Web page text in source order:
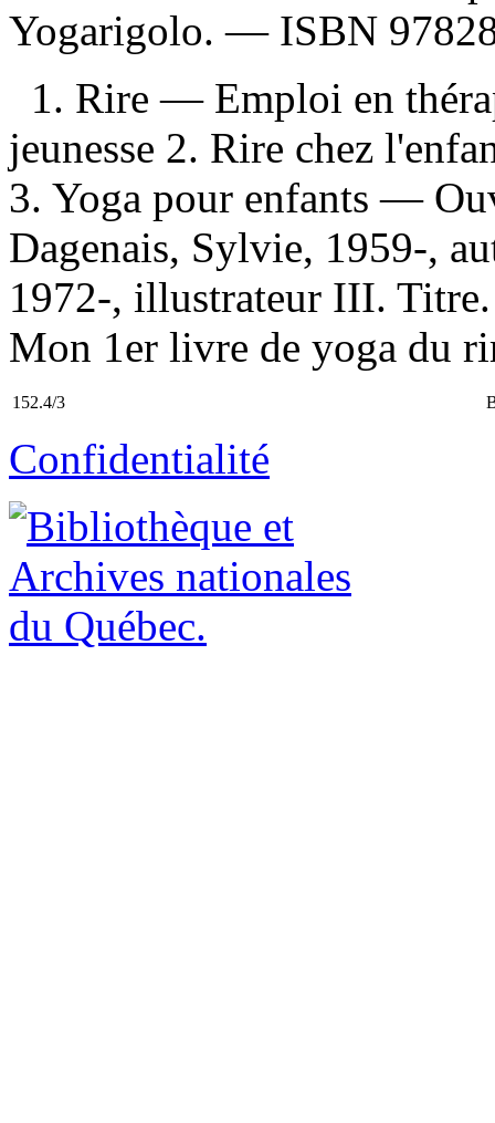
Yogarigolo. — ISBN
1. Rire — Emploi en
jeunesse 2. Rire chez
3. Yoga pour enfants —
Dagenais, Sylvie, 1959-,
1972-, illustrateur III.
Mon 1er livre de yoga du
152.4/3
Confidentialité